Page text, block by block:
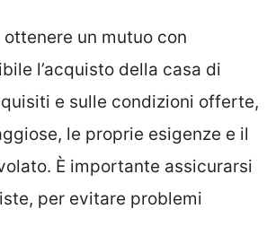
un mutuo con
l’acquisto della casa di
e sulle condizioni offerte,
le proprie esigenze e il
È importante assicurarsi
per evitare problemi